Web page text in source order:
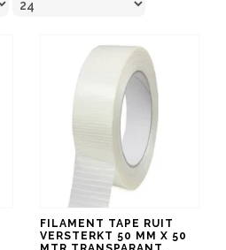
FILAMENT TAPE RUIT
VERSTERKT 50 MM X 50